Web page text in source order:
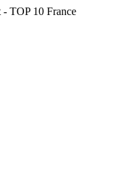
- TOP 10 France